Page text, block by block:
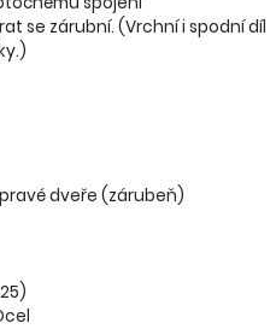
se zárubní. (Vrchní i spodní díl
dveře (zárubeň)